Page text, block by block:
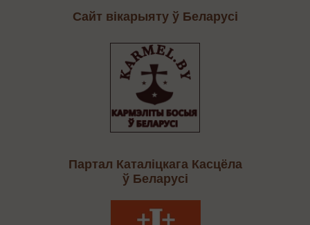
Сайт вікарыяту ў Беларусі
Партал Каталіцкага Касцёла
ў Беларусі